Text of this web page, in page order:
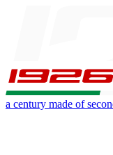
a century made of